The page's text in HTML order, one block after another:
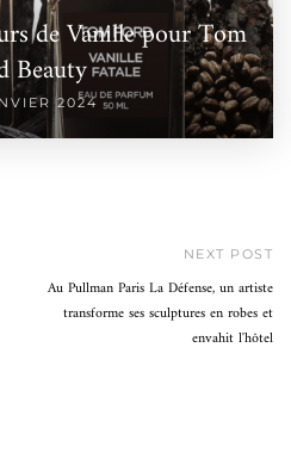
de Vanille pour Tom
Beauty
2024
NEXT POST
Au Pullman Paris La Défense, un artiste
transforme ses sculptures en robes et
envahit l'hôtel